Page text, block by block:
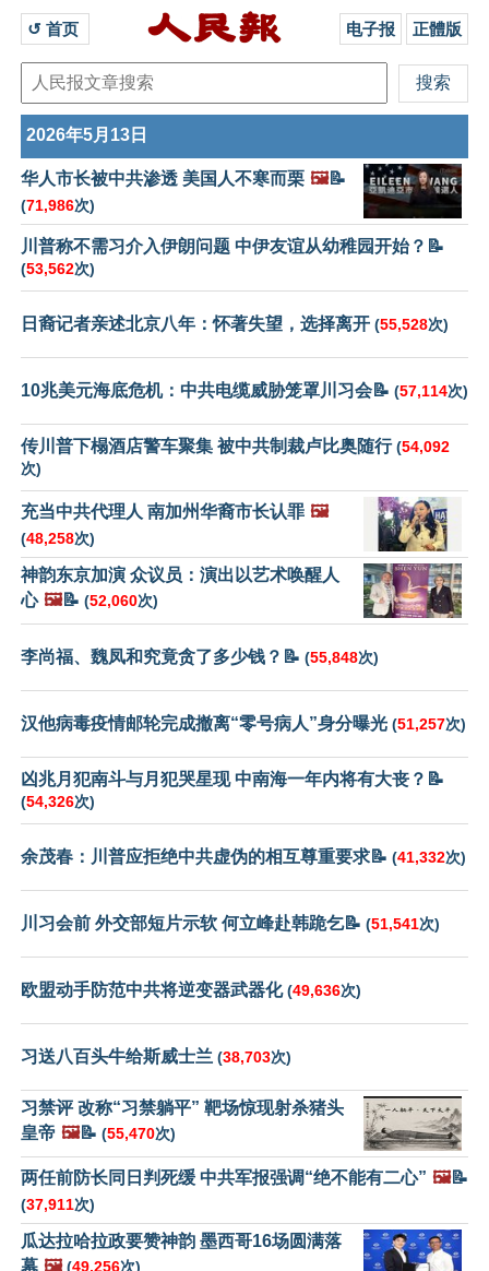
↺ 首页 电子报 正體版
2026年5月13日
华人市长被中共渗透 美国人不寒而栗 🖼️📝
(71,986次)
川普称不需习介入伊朗问题 中伊友谊从幼稚园开始？📝
(53,562次)
日裔记者亲述北京八年：怀著失望，选择离开 (55,528次)
10兆美元海底危机：中共电缆威胁笼罩川习会📝 (57,114次)
传川普下榻酒店警车聚集 被中共制裁卢比奥随行(54,092
次)
充当中共代理人 南加州华裔市长认罪 🖼️
(48,258次)
神韵东京加演 众议员：演出以艺术唤醒人
心 🖼️📝 (52,060次)
李尚福、魏凤和究竟贪了多少钱？📝 (55,848次)
汉他病毒疫情邮轮完成撤离“零号病人”身分曝光 (51,257次)
凶兆月犯南斗与月犯哭星现 中南海一年内将有大丧？📝
(54,326次)
余茂春：川普应拒绝中共虚伪的相互尊重要求📝 (41,332次)
川习会前 外交部短片示软 何立峰赴韩跪乞📝 (51,541次)
欧盟动手防范中共将逆变器武器化(49,636次)
习送八百头牛给斯威士兰 (38,703次)
习禁评 改称“习禁躺平” 靶场惊现射杀猪头
皇帝 🖼️📝 (55,470次)
两任前防长同日判死缓 中共军报强调“绝不能有二心” 🖼️📝
(37,911次)
瓜达拉哈拉政要赞神韵 墨西哥16场圆满落
幕 🖼️ (49,256次)